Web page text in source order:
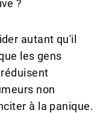
?
autant qu'il
les gens
non
à la panique.